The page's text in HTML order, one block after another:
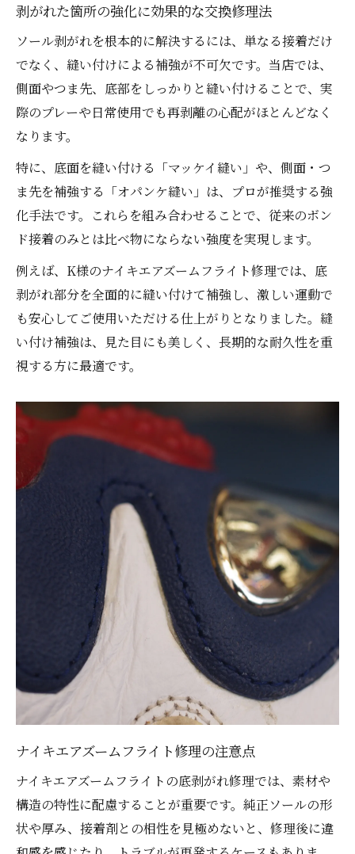
剥がれた箇所の強化に効果的な交換修理法
ソール剥がれを根本的に解決するには、単なる接着だけ
でなく、縫い付けによる補強が不可欠です。当店では、
側面やつま先、底部をしっかりと縫い付けることで、実
際のプレーや日常使用でも再剥離の心配がほとんどなく
なります。
特に、底面を縫い付ける「マッケイ縫い」や、側面・つ
ま先を補強する「オパンケ縫い」は、プロが推奨する強
化手法です。これらを組み合わせることで、従来のボン
ド接着のみとは比べ物にならない強度を実現します。
例えば、K様のナイキエアズームフライト修理では、底
剥がれ部分を全面的に縫い付けて補強し、激しい運動で
も安心してご使用いただける仕上がりとなりました。縫
い付け補強は、見た目にも美しく、長期的な耐久性を重
視する方に最適です。
ナイキエアズームフライト修理の注意点
ナイキエアズームフライトの底剥がれ修理では、素材や
構造の特性に配慮することが重要です。純正ソールの形
状や厚み、接着剤との相性を見極めないと、修理後に違